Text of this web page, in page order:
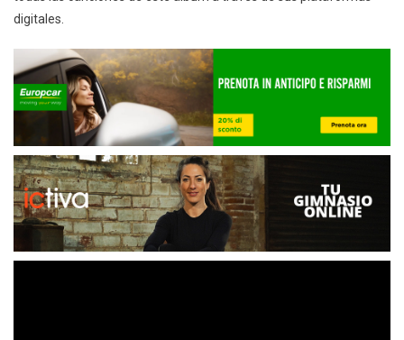
digitales.